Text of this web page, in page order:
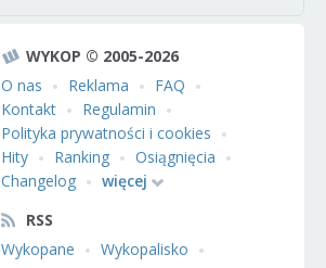
WYKOP © 2005-2026
O nas
Reklama
FAQ
Kontakt
Regulamin
Polityka prywatności i cookies
Hity
Ranking
Osiągnięcia
Changelog
więcej
RSS
Wykopane
Wykopalisko